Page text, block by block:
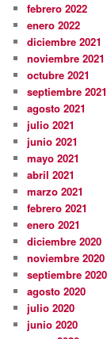
febrero 2022
enero 2022
diciembre 2021
noviembre 2021
octubre 2021
septiembre 2021
agosto 2021
julio 2021
junio 2021
mayo 2021
abril 2021
marzo 2021
febrero 2021
enero 2021
diciembre 2020
noviembre 2020
septiembre 2020
agosto 2020
julio 2020
junio 2020